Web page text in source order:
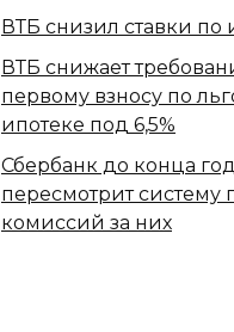
ВТБ снизил ставки по
ВТБ снижает
первому взносу по
ипотеке под 6,5%
Сбербанк​ до конца
пересмотрит систему
комиссий за них